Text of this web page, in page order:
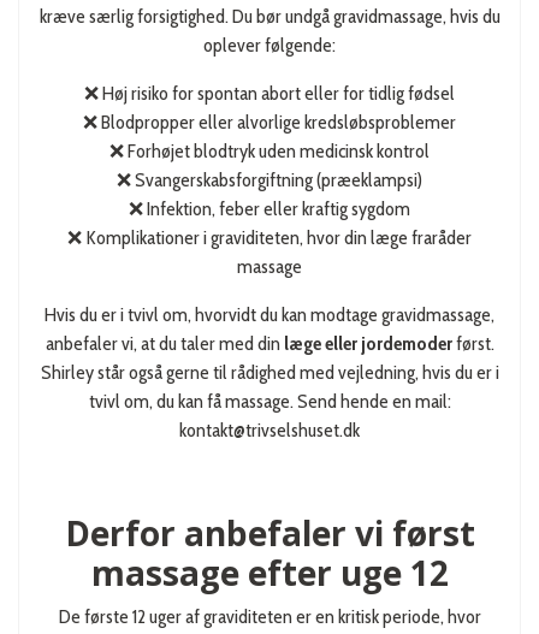
kræve særlig forsigtighed. Du bør undgå gravidmassage, hvis du
oplever følgende:
❌ Høj risiko for spontan abort eller for tidlig fødsel
❌ Blodpropper eller alvorlige kredsløbsproblemer
❌ Forhøjet blodtryk uden medicinsk kontrol
❌ Svangerskabsforgiftning (præeklampsi)
❌ Infektion, feber eller kraftig sygdom
❌ Komplikationer i graviditeten, hvor din læge fraråder
massage
Hvis du er i tvivl om, hvorvidt du kan modtage gravidmassage,
anbefaler vi, at du taler med din læge eller jordemoderførst.
Shirley står også gerne til rådighed med vejledning, hvis du er i
tvivl om, du kan få massage. Send hende en mail:
kontakt@trivselshuset.dk
Derfor anbefaler vi først
massage efter uge 12
De første 12 uger af graviditeten er en kritisk periode, hvor